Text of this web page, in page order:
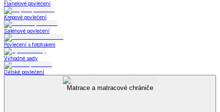
Flanelové povlečení
Krepové povlečení
Saténové povlečení
Povlečení s fototiskem
Výhodné sady
Dětské povlečení
Matrace a matracové chrániče